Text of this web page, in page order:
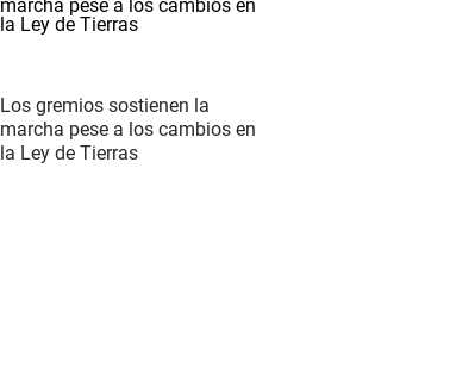
Los gremios sostienen la
marcha pese a los cambios en
la Ley de Tierras